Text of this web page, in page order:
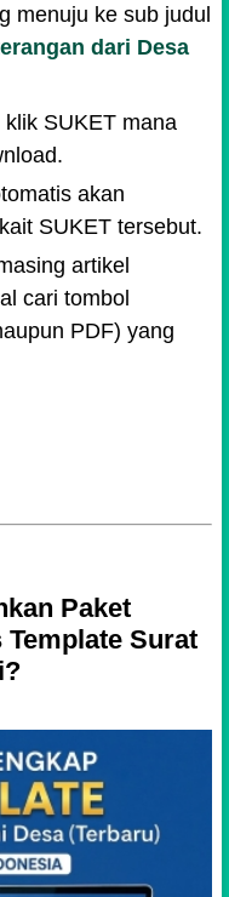
menuju ke sub judul
dari Desa
SUKET mana
akan
SUKET tersebut.
artikel
cari tombol
PDF) yang
Paket
Surat